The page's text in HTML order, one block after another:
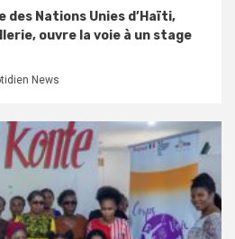
des Nations Unies d’Haïti,
ouvre la voie à un stage
News